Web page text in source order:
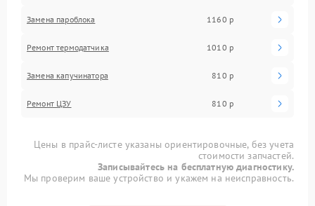
Замена пароблока 1160 р
Ремонт термодатчика 1010 р
Замена капучинатора 810 р
Ремонт ЦЗУ 810 р
Цены в прайс-листе указаны ориентировочные, без учета
стоимости запчастей.
Записывайтесь на бесплатную диагностику.
Мы проверим ваше устройство и укажем на неисправность.